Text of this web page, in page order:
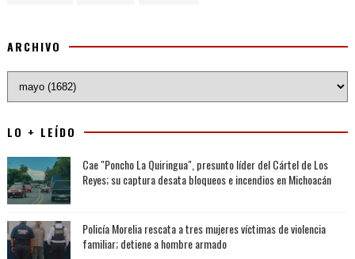
ARCHIVO
LO + LEÍDO
Cae "Poncho La Quiringua", presunto líder del Cártel de Los
Reyes; su captura desata bloqueos e incendios en Michoacán
Policía Morelia rescata a tres mujeres víctimas de violencia
familiar; detiene a hombre armado